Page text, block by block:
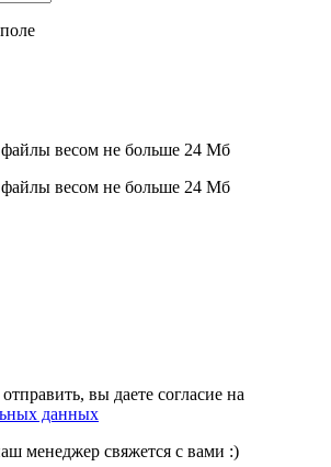
весом не больше 24 Мб
весом не больше 24 Мб
вы даете согласие на
данных
менеджер свяжется с вами :)